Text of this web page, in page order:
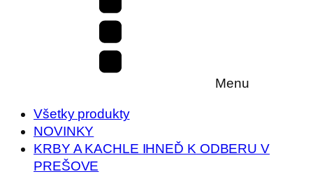
Menu
Všetky produkty
NOVINKY
KRBY A KACHLE IHNEĎ K ODBERU V
PREŠOVE